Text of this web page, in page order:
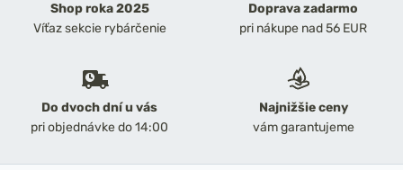
Shop roka 2025
Víťaz sekcie rybárčenie
Doprava zadarmo
pri nákupe nad 56 EUR
Do dvoch dní u vás
pri objednávke do 14:00
Najnižšie ceny
vám garantujeme